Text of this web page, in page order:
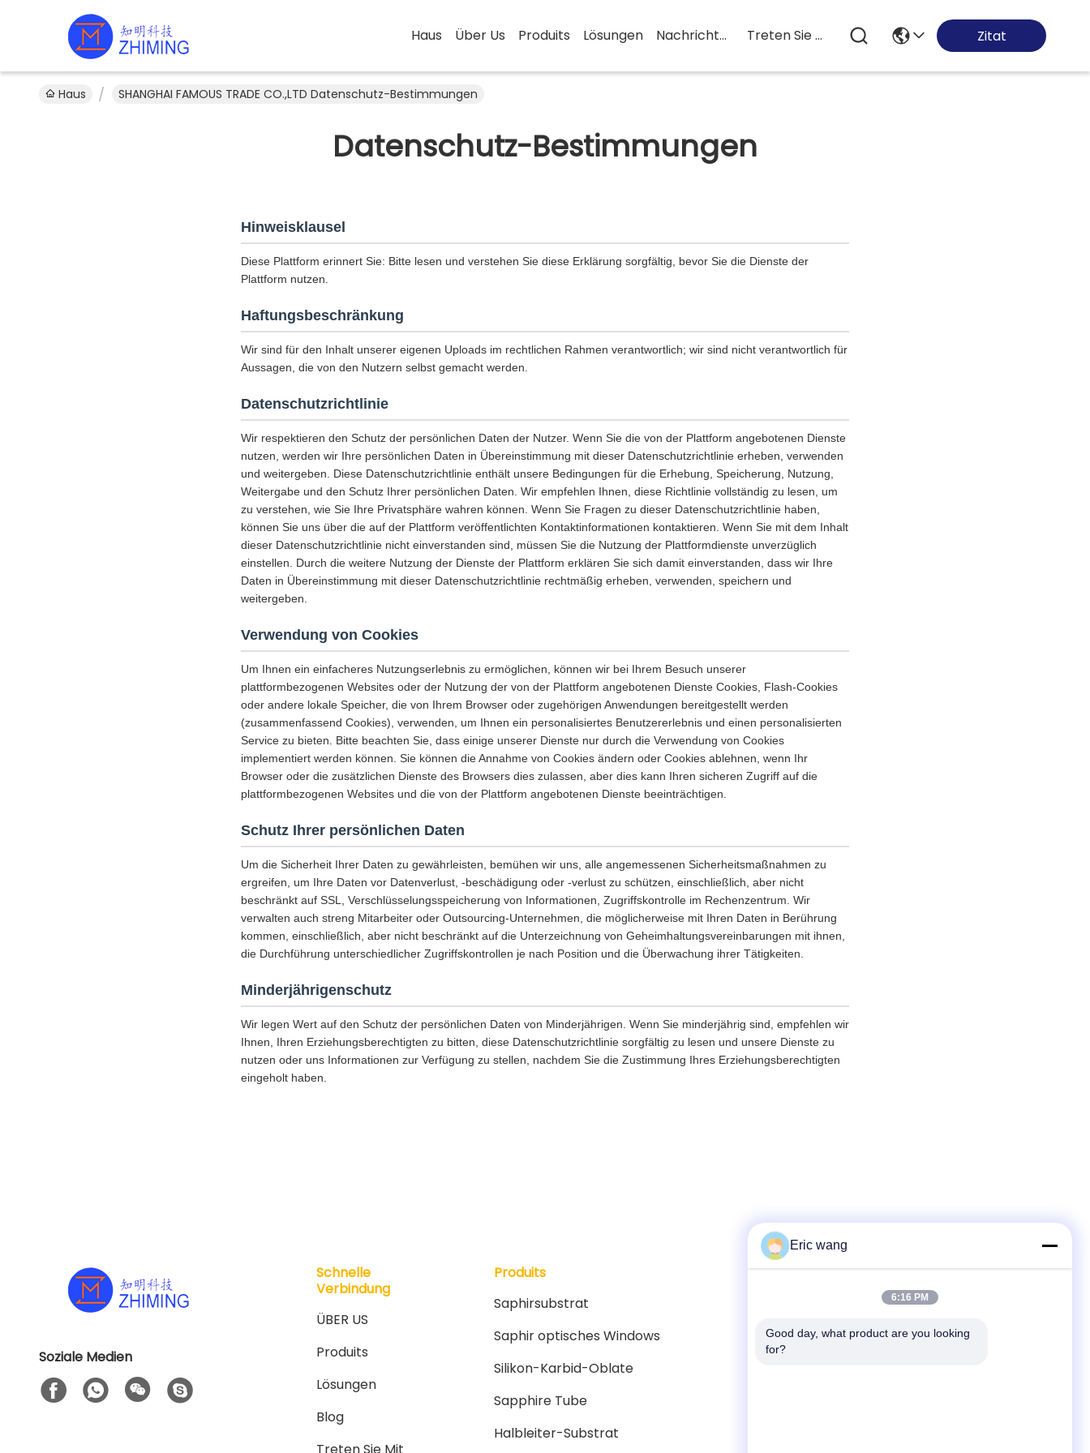
Haus Über Us Produits Lösungen Nachrichten Treten Sie Mit Uns In Verbindung Zitat
Haus SHANGHAI FAMOUS TRADE CO.,LTD Datenschutz-Bestimmungen
Datenschutz-Bestimmungen
Hinweisklausel
Diese Plattform erinnert Sie: Bitte lesen und verstehen Sie diese Erklärung sorgfältig, bevor Sie die Dienste der
Plattform nutzen.
Haftungsbeschränkung
Wir sind für den Inhalt unserer eigenen Uploads im rechtlichen Rahmen verantwortlich; wir sind nicht verantwortlich für
Aussagen, die von den Nutzern selbst gemacht werden.
Datenschutzrichtlinie
Wir respektieren den Schutz der persönlichen Daten der Nutzer. Wenn Sie die von der Plattform angebotenen Dienste
nutzen, werden wir Ihre persönlichen Daten in Übereinstimmung mit dieser Datenschutzrichtlinie erheben, verwenden
und weitergeben. Diese Datenschutzrichtlinie enthält unsere Bedingungen für die Erhebung, Speicherung, Nutzung,
Weitergabe und den Schutz Ihrer persönlichen Daten. Wir empfehlen Ihnen, diese Richtlinie vollständig zu lesen, um
zu verstehen, wie Sie Ihre Privatsphäre wahren können. Wenn Sie Fragen zu dieser Datenschutzrichtlinie haben,
können Sie uns über die auf der Plattform veröffentlichten Kontaktinformationen kontaktieren. Wenn Sie mit dem Inhalt
dieser Datenschutzrichtlinie nicht einverstanden sind, müssen Sie die Nutzung der Plattformdienste unverzüglich
einstellen. Durch die weitere Nutzung der Dienste der Plattform erklären Sie sich damit einverstanden, dass wir Ihre
Daten in Übereinstimmung mit dieser Datenschutzrichtlinie rechtmäßig erheben, verwenden, speichern und
weitergeben.
Verwendung von Cookies
Um Ihnen ein einfacheres Nutzungserlebnis zu ermöglichen, können wir bei Ihrem Besuch unserer
plattformbezogenen Websites oder der Nutzung der von der Plattform angebotenen Dienste Cookies, Flash-Cookies
oder andere lokale Speicher, die von Ihrem Browser oder zugehörigen Anwendungen bereitgestellt werden
(zusammenfassend Cookies), verwenden, um Ihnen ein personalisiertes Benutzererlebnis und einen personalisierten
Service zu bieten. Bitte beachten Sie, dass einige unserer Dienste nur durch die Verwendung von Cookies
implementiert werden können. Sie können die Annahme von Cookies ändern oder Cookies ablehnen, wenn Ihr
Browser oder die zusätzlichen Dienste des Browsers dies zulassen, aber dies kann Ihren sicheren Zugriff auf die
plattformbezogenen Websites und die von der Plattform angebotenen Dienste beeinträchtigen.
Schutz Ihrer persönlichen Daten
Um die Sicherheit Ihrer Daten zu gewährleisten, bemühen wir uns, alle angemessenen Sicherheitsmaßnahmen zu
ergreifen, um Ihre Daten vor Datenverlust, -beschädigung oder -verlust zu schützen, einschließlich, aber nicht
beschränkt auf SSL, Verschlüsselungsspeicherung von Informationen, Zugriffskontrolle im Rechenzentrum. Wir
verwalten auch streng Mitarbeiter oder Outsourcing-Unternehmen, die möglicherweise mit Ihren Daten in Berührung
kommen, einschließlich, aber nicht beschränkt auf die Unterzeichnung von Geheimhaltungsvereinbarungen mit ihnen,
die Durchführung unterschiedlicher Zugriffskontrollen je nach Position und die Überwachung ihrer Tätigkeiten.
Minderjährigenschutz
Wir legen Wert auf den Schutz der persönlichen Daten von Minderjährigen. Wenn Sie minderjährig sind, empfehlen wir
Ihnen, Ihren Erziehungsberechtigten zu bitten, diese Datenschutzrichtlinie sorgfältig zu lesen und unsere Dienste zu
nutzen oder uns Informationen zur Verfügung zu stellen, nachdem Sie die Zustimmung Ihres Erziehungsberechtigten
eingeholt haben.
Soziale Medien
Schnelle
Verbindung
ÜBER US
Produits
Lösungen
Blog
Produits
Saphirsubstrat
Saphir optisches Windows
Silikon-Karbid-Oblate
Sapphire Tube
Halbleiter-Substrat
Schnelle Kontaktaufnahme
86--15801942596
Eric wang
6:16 PM
Good day, what product are you looking
for?